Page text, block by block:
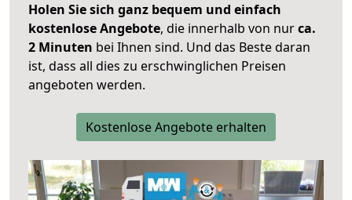
Holen Sie sich ganz bequem und einfach
kostenlose Angebote, die innerhalb von nurca.
2 Minuten bei Ihnen sind. Und das Beste daran
ist, dass all dies zu erschwinglichen Preisen
angeboten werden.
Kostenlose Angebote erhalten